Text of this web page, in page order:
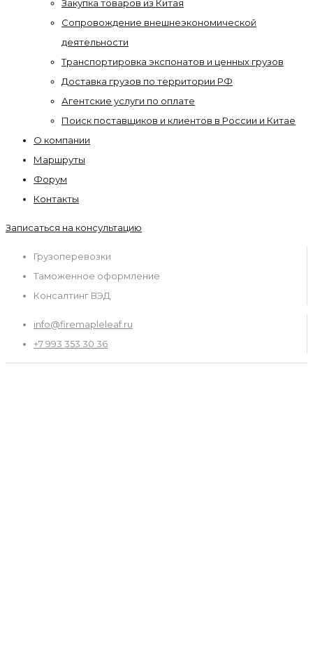
Закупка товаров из Китая
Сопровождение внешнеэкономической
деятельности
Транспортировка экспонатов и ценных грузов
Доставка грузов по территории РФ
Агентские услуги по оплате
Поиск поставщиков и клиентов в России и Китае
О компании
Маршруты
Форум
Контакты
Записаться на консультацию
Грузоперевозки
Таможенное оформление
Консалтинг ВЭД
info@firemapleleaf.ru
+7 993 353 30 36